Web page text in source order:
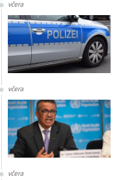
včera
včera
včera